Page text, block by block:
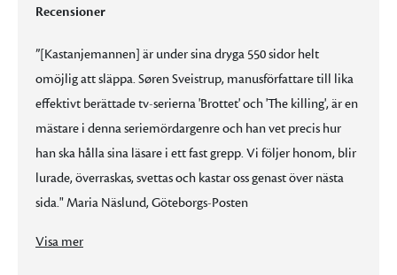
Recensioner
”[Kastanjemannen] är under sina dryga 550 sidor helt
omöjlig att släppa. Søren Sveistrup, manusförfattare till lika
effektivt berättade tv-serierna 'Brottet' och 'The killing', är en
mästare i denna seriemördargenre och han vet precis hur
han ska hålla sina läsare i ett fast grepp. Vi följer honom, blir
lurade, överraskas, svettas och kastar oss genast över nästa
sida." Maria Näslund, Göteborgs-Posten
Visa mer